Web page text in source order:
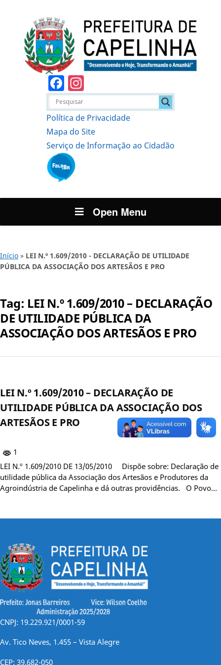
Facebook
Política de Privacidade
Mapa do Site
Serviço de Informação ao Cidadão
Open Menu
Início » LEI N.º 1.609/2010 - DECLARAÇÃO DE UTILIDADE
PÚBLICA DA ASSOCIAÇÃO DOS ARTESÃOS E PRO
Tag: LEI N.º 1.609/2010 – DECLARAÇÃO
DE UTILIDADE PÚBLICA DA
ASSOCIAÇÃO DOS ARTESÃOS E PRO
LEI N.º 1.609/2010 – DECLARAÇÃO DE
UTILIDADE PÚBLICA DA ASSOCIAÇÃO DOS
ARTESÃOS E PRO
1
LEI N.º 1.609/2010 DE 13/05/2010 Dispõe sobre: Declaração de
utilidade pública da Associação dos Artesãos e Produtores da
Agroindústria de Capelinha e dá outras providências. O Povo…
CNPJ: 19.229.921/0001-59
Av. Tico Neves, 1.455 – Vista Alegre
CEP: 39.682-050